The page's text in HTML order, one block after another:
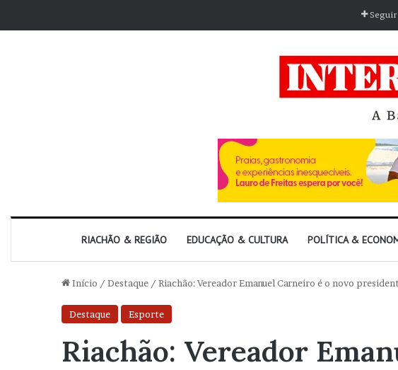
Seguir
RIACHÃO & REGIÃO EDUCAÇÃO & CULTURA POLÍTICA &
Início / Destaque / Riachão: Vereador Emanuel Carneiro é o novo
Destaque Esporte
Riachão: Vereador